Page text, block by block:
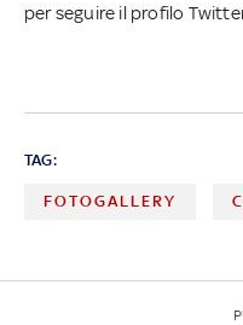
per seguire il profilo
TAG:
FOTOGALLERY